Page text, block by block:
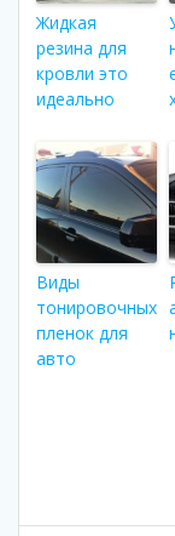
Жидкая
резина для
кровли это
идеально
Виды
тонировочных
пленок для
авто